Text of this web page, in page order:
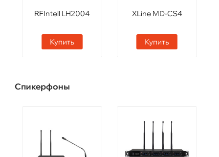
RFIntell LH2004
Купить
XLine MD-CS4
Купить
Спикерфоны